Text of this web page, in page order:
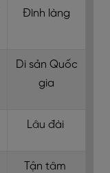
Đình làng
Di sản Quốc
gia
Lâu đài
Tận tâm